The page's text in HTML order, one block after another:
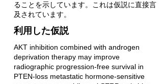
ることを示しています。これは仮説に直接言
及されています。
利用した仮説
AKT inhibition combined with androgen
deprivation therapy may improve
radiographic progression-free survival in
PTEN-loss metastatic hormone-sensitive